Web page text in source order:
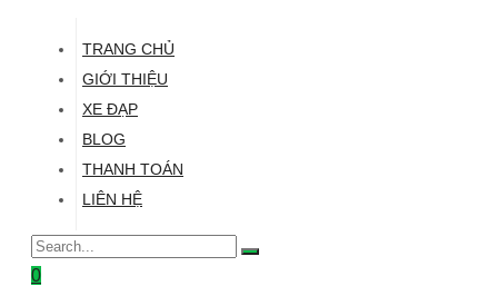
TRANG CHỦ
GIỚI THIỆU
XE ĐẠP
BLOG
THANH TOÁN
LIÊN HỆ
0